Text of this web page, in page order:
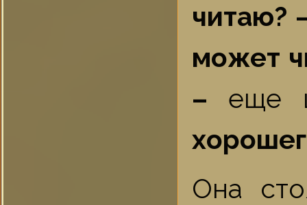
читаю?
может
– еще
Она